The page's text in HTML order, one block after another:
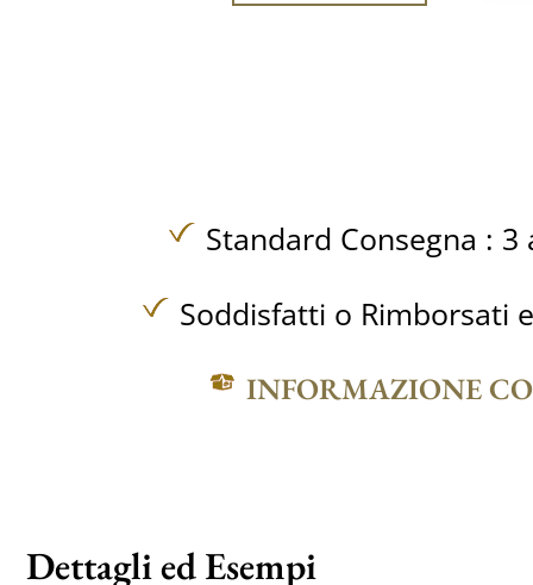
Standard Consegna : 3
Soddisfatti o Rimborsati
INFORMAZIONE
Dettagli ed Esempi